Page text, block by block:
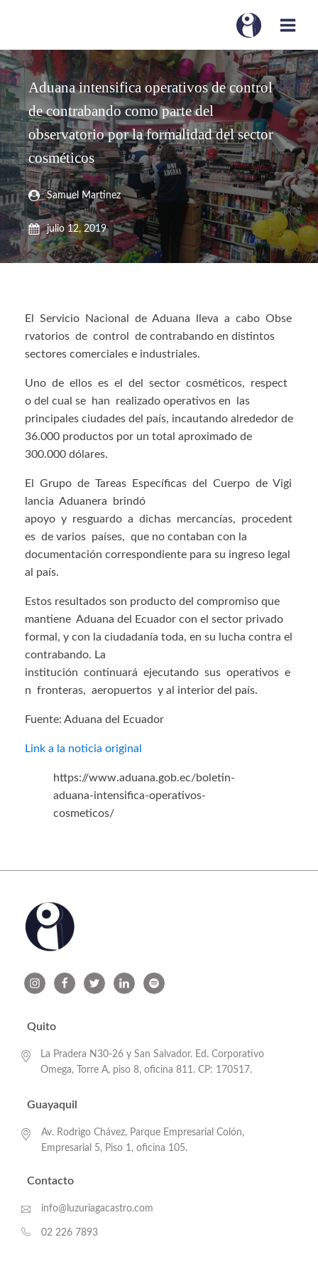
Aduana intensifica operativos de control
de contrabando como parte del
observatorio por la formalidad del sector
cosméticos
Samuel Martinez
julio 12, 2019
El Servicio Nacional de Aduana lleva a cabo Obse
rvatorios de control de contrabando en distintos
sectores comerciales e industriales.
Uno de ellos es el del sector cosméticos, respect
o del cual se han realizado operativos en las
principales ciudades del país, incautando alrededor de
36.000 productos por un total aproximado de
300.000 dólares.
El Grupo de Tareas Específicas del Cuerpo de Vigi
lancia Aduanera brindó
apoyo y resguardo a dichas mercancías, procedent
es de varios países, que no contaban con la
documentación correspondiente para su ingreso legal
al país.
Estos resultados son producto del compromiso que
mantiene Aduana del Ecuador con el sector privado
formal, y con la ciudadanía toda, en su lucha contra el
contrabando. La
institución continuará ejecutando sus operativos e
n fronteras, aeropuertos y al interior del país.
Fuente: Aduana del Ecuador
Link a la noticia original
https://www.aduana.gob.ec/boletin-
aduana-intensifica-operativos-
cosmeticos/
Quito
La Pradera N30-26 y San Salvador. Ed. Corporativo
Omega, Torre A, piso 8, oficina 811. CP: 170517.
Guayaquil
Av. Rodrigo Chávez, Parque Empresarial Colón,
Empresarial 5, Piso 1, oficina 105.
Contacto
info@luzuriagacastro.com
02 226 7893